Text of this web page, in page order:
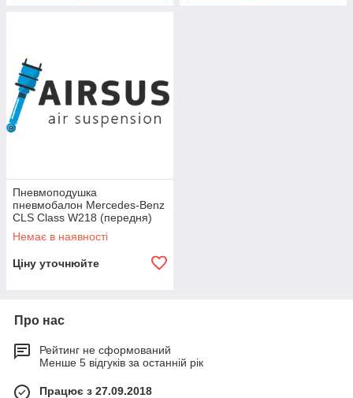
Пневмоподушка
пневмобалон Mercedes-Benz
CLS Class W218 (передня)
Немає в наявності
Ціну уточнюйте
Про нас
Рейтинг не сформований
Менше 5 відгуків за останній рік
Працює з 27.09.2018